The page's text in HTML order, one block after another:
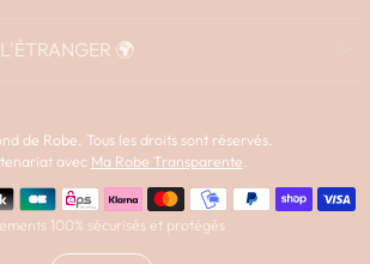
🌍
de Robe. Tous les droits sont réservés.
avec Ma Robe Transparente
100% sécurisés et protégés